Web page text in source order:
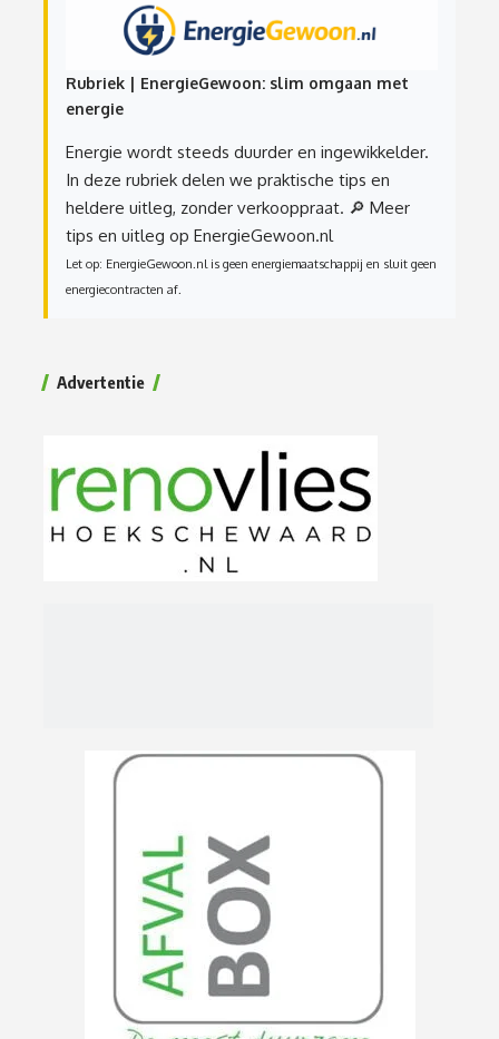
Rubriek | EnergieGewoon: slim omgaan met
energie
Energie wordt steeds duurder en ingewikkelder.
In deze rubriek delen we praktische tips en
heldere uitleg, zonder verkooppraat. 🔎 Meer
tips en uitleg op EnergieGewoon.nl
Let op: EnergieGewoon.nl is geen energiemaatschappij en sluit geen
energiecontracten af.
Advertentie